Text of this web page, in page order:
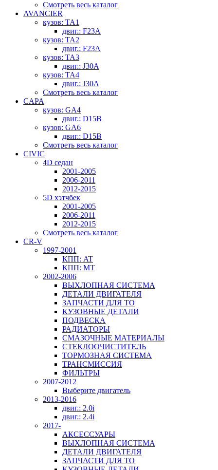
Смотреть весь каталог
AVANCIER
кузов: TA1
двиг.: F23A
кузов: TA2
двиг.: F23A
кузов: TA3
двиг.: J30A
кузов: TA4
двиг.: J30A
Смотреть весь каталог
CAPA
кузов: GA4
двиг.: D15B
кузов: GA6
двиг.: D15B
Смотреть весь каталог
CIVIC
4D седан
2001-2005
2006-2011
2012-2015
5D хэтчбек
2001-2005
2006-2011
2012-2015
Смотреть весь каталог
CR-V
1997-2001
КПП: AT
КПП: MT
2002-2006
ВЫХЛОПНАЯ СИСТЕМА
ДЕТАЛИ ДВИГАТЕЛЯ
ЗАПЧАСТИ ДЛЯ ТО
КУЗОВНЫЕ ДЕТАЛИ
ПОДВЕСКА
РАДИАТОРЫ
СМАЗОЧНЫЕ МАТЕРИАЛЫ
СТЕКЛООЧИСТИТЕЛЬ
ТОРМОЗНАЯ СИСТЕМА
ТРАНСМИССИЯ
ФИЛЬТРЫ
2007-2012
Выберите двигатель
2013-2016
двиг.: 2.0i
двиг.: 2.4i
2017-
АКСЕССУАРЫ
ВЫХЛОПНАЯ СИСТЕМА
ДЕТАЛИ ДВИГАТЕЛЯ
ЗАПЧАСТИ ДЛЯ ТО